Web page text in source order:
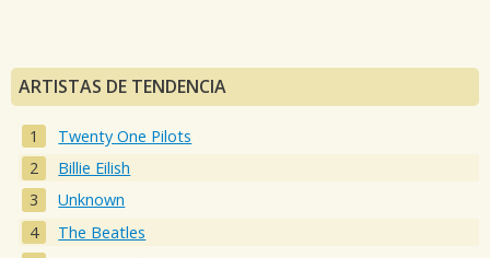
ARTISTAS DE TENDENCIA
Twenty One Pilots
Billie Eilish
Unknown
The Beatles